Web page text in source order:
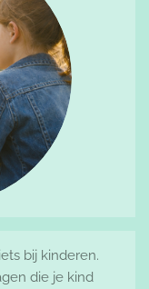
bij kinderen.
die je kind